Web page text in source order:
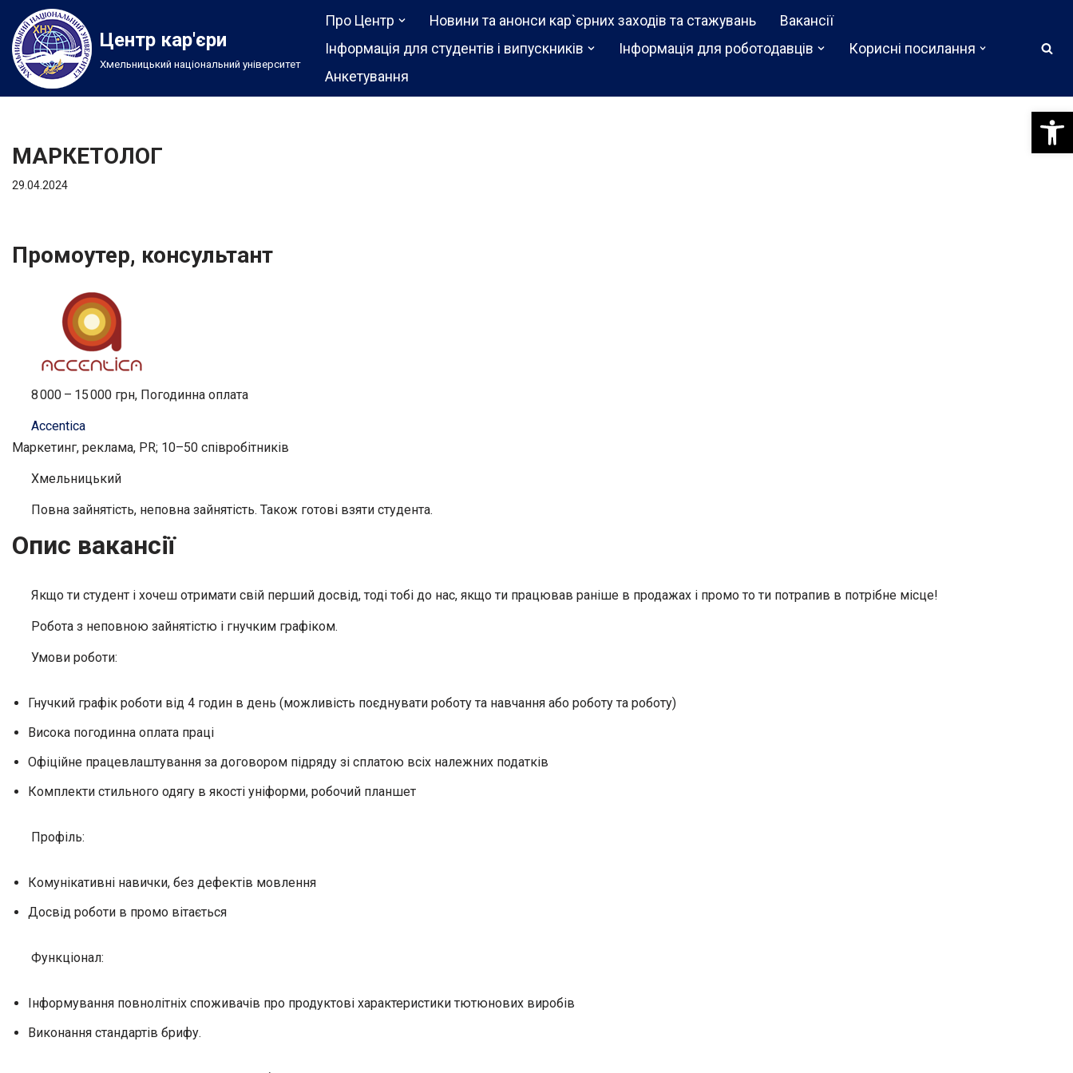
Перейти
до
вмісту
Центр кар'єри
Хмельницький національний університет
Про Центр Новини та анонси кар`єрних заходів та стажувань
Вакансії
Інформація для студентів і випускників
Інформація для роботодавців
Корисні посилання
Анкетування
МАРКЕТОЛОГ
29.04.2024
Промоутер, консультант
8 000 – 15 000 грн, Погодинна оплата
Accentica
Маркетинг, реклама, PR; 10–50 співробітників
Хмельницький
Повна зайнятість, неповна зайнятість. Також готові взяти студента.
Опис вакансії
Якщо ти студент і хочеш отримати свій перший досвід, тоді тобі до нас, якщо ти працював раніше в продажах і промо то ти потрапив в потрібне місце!
Робота з неповною зайнятістю і гнучким графіком.
Умови роботи:
Гнучкий графік роботи від 4 годин в день (можливість поєднувати роботу та навчання або роботу та роботу)
Висока погодинна оплата праці
Офіційне працевлаштування за договором підряду зі сплатою всіх належних податків
Комплекти стильного одягу в якості уніформи, робочий планшет
Профіль:
Комунікативні навички, без дефектів мовлення
Досвід роботи в промо вітається
Функціонал:
Інформування повнолітніх споживачів про продуктові характеристики тютюнових виробів
Виконання стандартів брифу.